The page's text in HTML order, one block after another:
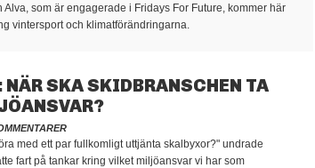
Alva, som är engagerade i Fridays For Future, kommer här
vintersport och klimatförändringarna.
SKA SKIDBRANSCHEN TA
med ett par fullkomligt uttjänta skalbyxor?" undrade
fart på tankar kring vilket miljöansvar vi har som